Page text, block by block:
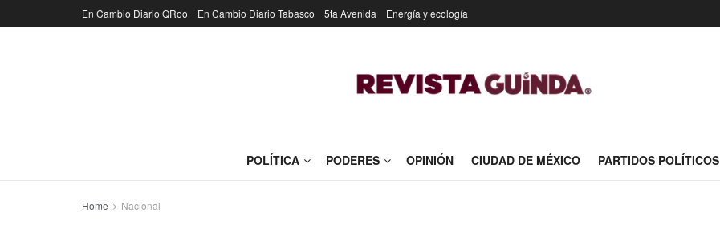
En Cambio Diario QRoo En Cambio Diario Tabasco 5ta Avenida Energía y ecología
POLÍTICA PODERES OPINIÓN CIUDAD DE MÉXICO PARTIDOS POLÍTICOS
Home Nacional